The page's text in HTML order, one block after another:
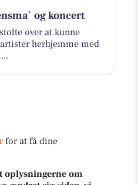
og koncert
over at kunne
herhjemme med
for at få dine
oplysningerne om